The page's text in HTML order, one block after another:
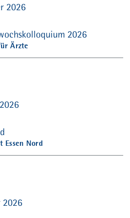
2026
2026
Ärzte
Essen Nord
2026